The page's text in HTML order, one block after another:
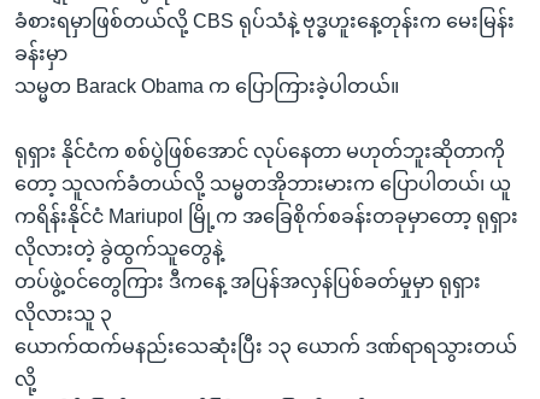
ခံစားရမှာဖြစ်တယ်လို့ CBS ရုပ်သံနဲ့ ဗုဒ္ဓဟူးနေ့တုန်းက မေးမြန်း
ခန်းမှာ
သမ္မတ Barack Obama က ပြောကြားခဲ့ပါတယ်။
ရုရှား နိုင်ငံက စစ်ပွဲဖြစ်အောင် လုပ်နေတာ မဟုတ်ဘူးဆိုတာကို
တော့ သူလက်ခံတယ်လို့ သမ္မတအိုဘားမားက ပြောပါတယ်၊ ယူ
ကရိန်းနိုင်ငံ Mariupol မြို့က အခြေစိုက်စခန်းတခုမှာတော့ ရုရှား
လိုလားတဲ့ ခွဲထွက်သူတွေနဲ့
တပ်ဖွဲ့ဝင်တွေကြား ဒီကနေ့ အပြန်အလှန်ပြစ်ခတ်မှုမှာ ရုရှား
လိုလားသူ ၃
ယောက်ထက်မနည်းသေဆုံးပြီး ၁၃ ယောက် ဒဏ်ရာရသွားတယ်
လို့